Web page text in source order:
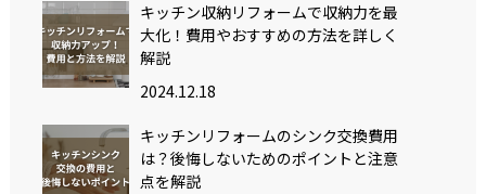
キッチン収納リフォームで収納力を最
大化！費用やおすすめの方法を詳しく
解説
2024.12.18
キッチンリフォームのシンク交換費用
は？後悔しないためのポイントと注意
点を解説